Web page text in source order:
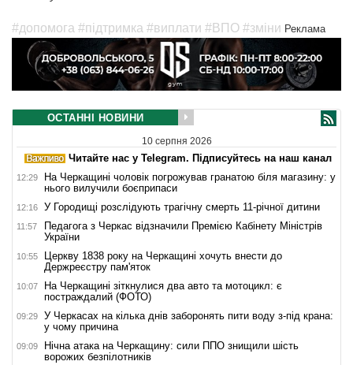
#допомога #підтримка #виплати #ВПО #зміни Реклама
ОСТАННІ НОВИНИ
10 серпня 2026
Читайте нас у Telegram. Підписуйтесь на наш канал
12:29
На Черкащині чоловік погрожував гранатою біля магазину: у
нього вилучили боєприпаси
12:16 У Городищі розслідують трагічну смерть 11-річної дитини
11:57
Педагога з Черкас відзначили Премією Кабінету Міністрів
України
10:55
Церкву 1838 року на Черкащині хочуть внести до
Держреєстру пам'яток
10:07
На Черкащині зіткнулися два авто та мотоцикл: є
постраждалий (ФОТО)
09:29
У Черкасах на кілька днів заборонять пити воду з-під крана:
у чому причина
09:09
Нічна атака на Черкащину: сили ППО знищили шість
ворожих безпілотників